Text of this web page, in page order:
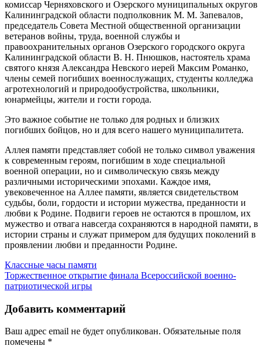
комиссар Черняховского и Озерского муниципальных округов
Калининградской области подполковник М. М. Запевалов,
председатель Совета Местной общественной организации
ветеранов войны, труда, военной службы и
правоохранительных органов Озерского городского округа
Калининградской области В. Н. Пнюшков, настоятель храма
святого князя Александра Невского иерей Максим Романко,
члены семей погибших военнослужащих, студенты колледжа
агротехнологий и природообустройства, школьники,
юнармейцы, жители и гости города.
Это важное событие не только для родных и близких
погибших бойцов, но и для всего нашего муниципалитета.
Аллея памяти представляет собой не только символ уважения
к современным героям, погибшим в ходе специальной
военной операции, но и символическую связь между
различными историческими эпохами. Каждое имя,
увековеченное на Аллее памяти, является свидетельством
судьбы, боли, гордости и истории мужества, преданности и
любви к Родине. Подвиги героев не остаются в прошлом, их
мужество и отвага навсегда сохраняются в народной памяти, в
истории страны и служат примером для будущих поколений в
проявлении любви и преданности Родине.
Навигация
по
Классные часы памяти
Торжественное открытие финала Всероссийской военно-
патриотической игры
Добавить комментарий
Ваш адрес email не будет опубликован. Обязательные поля
помечены *